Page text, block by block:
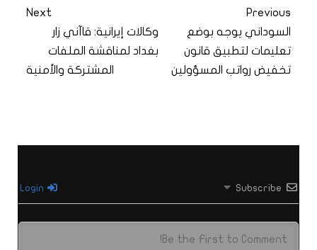
Previous
السوداني يوجه بوضع
تعليمات لتطبيق قانون
تخفيض رواتب المسؤولين
Next
وكالات إيرانية: قاآني زار
بغداد لمناقشة الملفات
المشتركة والأمنية
Subscribe